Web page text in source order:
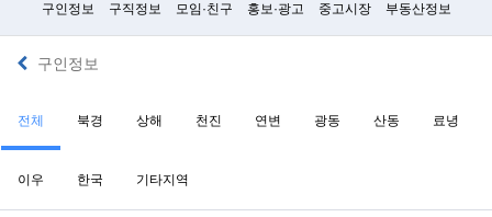
구인정보 구직정보 모임·친구 홍보·광고 중고시장 부동산정보
구인정보
전체 북경 상해 천진 연변 광동 산동 료녕
이우 한국 기타지역